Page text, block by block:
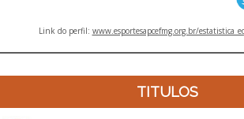
Link do perfil: www.esportesapcefmg.org.br/
TITULOS